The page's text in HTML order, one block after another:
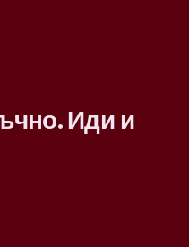
Иди и